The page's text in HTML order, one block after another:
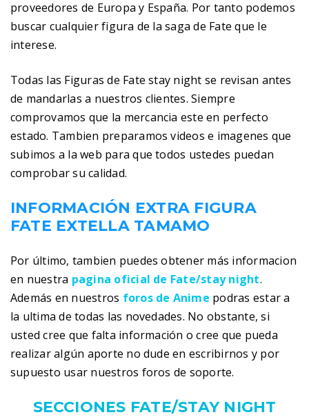
proveedores de Europa y España. Por tanto podemos
buscar cualquier figura de la saga de Fate que le
interese.
Todas las Figuras de Fate stay night se revisan antes
de mandarlas a nuestros clientes. Siempre
comprovamos que la mercancia este en perfecto
estado. Tambien preparamos videos e imagenes que
subimos a la web para que todos ustedes puedan
comprobar su calidad.
INFORMACIÓN EXTRA FIGURA
FATE EXTELLA TAMAMO
Por último, tambien puedes obtener más informacion
en nuestra pagina oficial de Fate/stay night.
Además en nuestros foros de Anime podras estar a
la ultima de todas las novedades. No obstante, si
usted cree que falta información o cree que pueda
realizar algún aporte no dude en escribirnos y por
supuesto usar nuestros foros de soporte.
SECCIONES FATE/STAY NIGHT